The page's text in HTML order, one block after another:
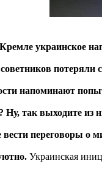
украинское
потеряли
напоминают
так выходите из
вести переговоры о
Украинская